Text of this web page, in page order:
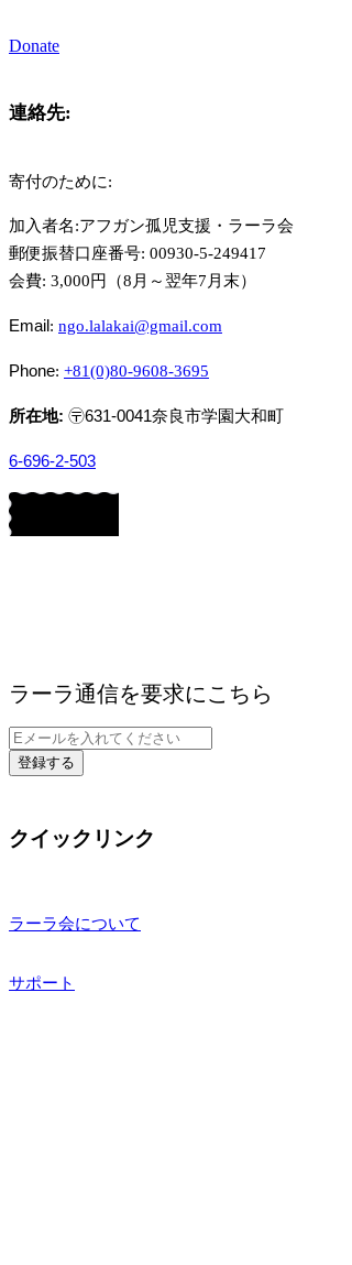
Donate
連絡先:​
寄付のために:
加入者名:アフガン孤児支援・ラーラ会
郵便振替口座番号: 00930-5-249417
会費: 3,000円（8月～翌年7月末）
Email: ngo.lalakai@gmail.com
Phone: +81(0)80-9608-3695
所在地: 〶631-0041奈良市学園大和町
6-696-2-503
ラーラ通信を要求にこちら
登録する
クイックリンク
ラーラ会について
サポート